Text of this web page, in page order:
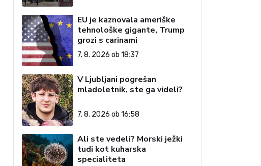
EU je kaznovala ameriške
tehnološke gigante, Trump
grozi s carinami
7. 8. 2026 ob 18:37
V Ljubljani pogrešan
mladoletnik, ste ga videli?
7. 8. 2026 ob 16:58
Ali ste vedeli? Morski ježki
tudi kot kuharska
specialiteta